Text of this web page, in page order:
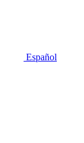
Español